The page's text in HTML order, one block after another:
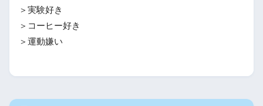
＞実験好き
＞コーヒー好き
＞運動嫌い